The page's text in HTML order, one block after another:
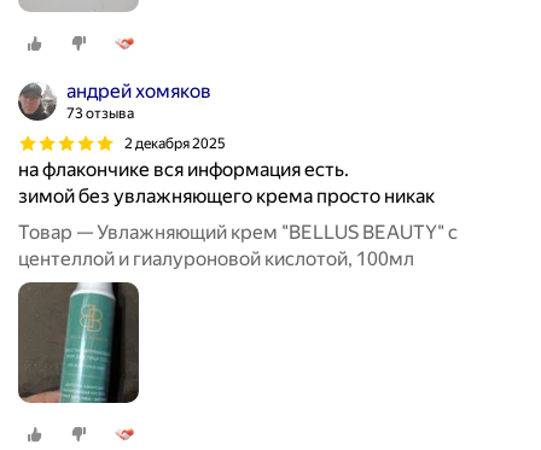
андрей хомяков
73 отзыва
2 декабря 2025
на флакончике вся информация есть.
зимой без увлажняющего крема просто никак
Товар — Увлажняющий крем "BELLUS BEAUTY" с
центеллой и гиалуроновой кислотой, 100мл